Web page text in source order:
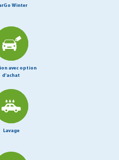
Winter
avec option
d'achat
Lavage